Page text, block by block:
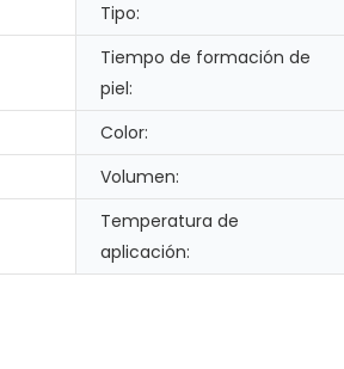
Tipo:
Tiempo de formación de
piel:
Color:
Volumen:
Temperatura de
aplicación: